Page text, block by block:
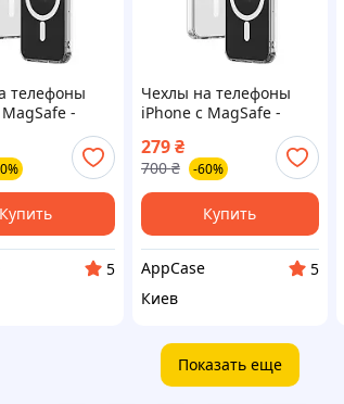
телефоны
-
Купить
5
Чехлы на телефоны
iPhone с MagSafe -
279 ₴
700 ₴ -60%
Купить
AppCase
5
Киев
Показать еще